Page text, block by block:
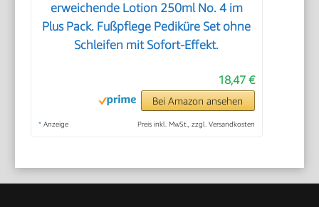
erweichende Lotion 250ml No. 4 im
Plus Pack. Fußpflege Pediküre Set ohne
Schleifen mit Sofort-Effekt.
18,47 €
Bei Amazon ansehen
* Anzeige Preis inkl. MwSt., zzgl. Versandkosten